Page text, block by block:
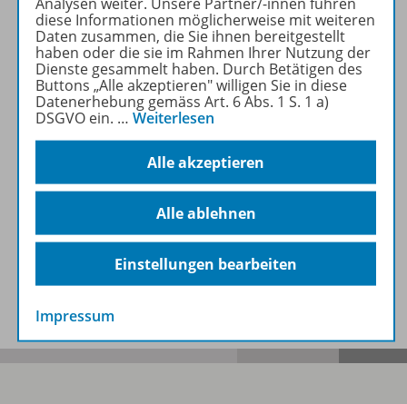
Zugehörige Produkte
Ergänzende Materialien
Auch in Paketen erhältlich
Benachrichtigungs-Service
diese Informationen möglicherweise mit weiteren
Daten zusammen, die Sie ihnen bereitgestellt
haben oder die sie im Rahmen Ihrer Nutzung der
Dienste gesammelt haben. Durch Betätigen des
Buttons „Alle akzeptieren" willigen Sie in diese
Datenerhebung gemäss Art. 6 Abs. 1 S. 1 a)
DSGVO ein. … Weiterlesen
Alle akzeptieren
Alle ablehnen
Einstellungen bearbeiten
Impressum